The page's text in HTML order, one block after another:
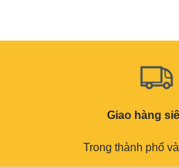
Giao hàng
Trong thành phố